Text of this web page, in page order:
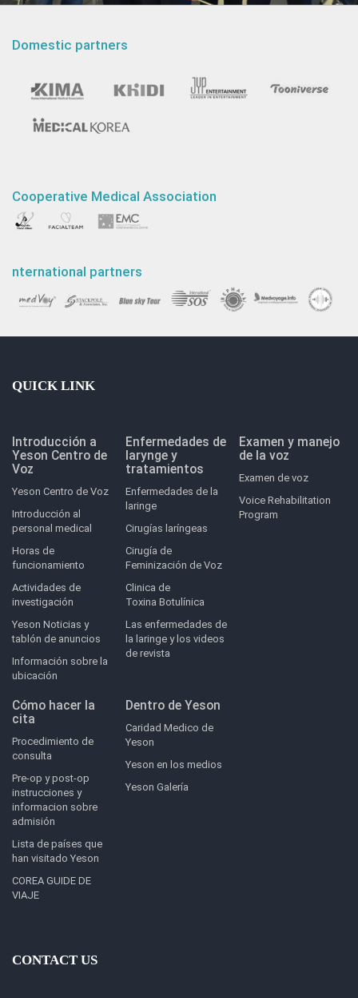
Domestic partners
Cooperative Medical Association
nternational partners
QUICK LINK
Introducción a
Yeson Centro de
Voz
Yeson Centro de Voz
Introducción al
personal medical
Horas de
funcionamiento
Actividades de
investigación
Yeson Noticias y
tablón de anuncios
Información sobre la
ubicación
Enfermedades de
larynge y
tratamientos
Enfermedades de la
laringe
Cirugías laríngeas
Cirugía de
Feminización de Voz
Clinica de
Toxina Botulínica
Las enfermedades de
la laringe y los videos
de revista
Examen y manejo
de la voz
Examen de voz
Voice Rehabilitation
Program
Cómo hacer la
cita
Procedimiento de
consulta
Pre-op y post-op
instrucciones y
informacion sobre
admisión
Lista de países que
han visitado Yeson
COREA GUIDE DE
VIAJE
Dentro de Yeson
Caridad Medico de
Yeson
Yeson en los medios
Yeson Galería
CONTACT US